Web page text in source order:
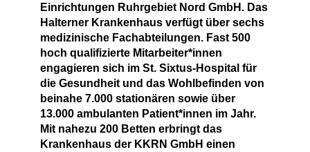
Einrichtungen Ruhrgebiet Nord GmbH. Das
Halterner Krankenhaus verfügt über sechs
medizinische Fachabteilungen. Fast 500
hoch qualifizierte Mitarbeiter*innen
engagieren sich im St. Sixtus-Hospital für
die Gesundheit und das Wohlbefinden von
beinahe 7.000 stationären sowie über
13.000 ambulanten Patient*innen im Jahr.
Mit nahezu 200 Betten erbringt das
Krankenhaus der KKRN GmbH einen